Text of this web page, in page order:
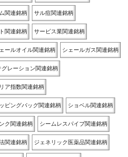
関連銘柄 サル痘関連銘柄
関連銘柄 サービス業関連銘柄
ールオイル関連銘柄 シェールガス関連銘柄
グレーション関連銘柄
ア指数関連銘柄
ピングバッグ関連銘柄 ショベル関連銘柄
ク関連銘柄 シームレスパイプ関連銘柄
関連銘柄 ジェネリック医薬品関連銘柄